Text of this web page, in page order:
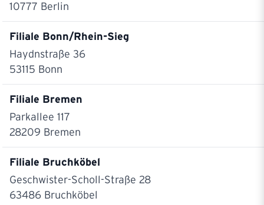
10777 Berlin
Filiale Bonn/Rhein-Sieg
Haydnstraße 36
53115 Bonn
Filiale Bremen
Parkallee 117
28209 Bremen
Filiale Bruchköbel
Geschwister-Scholl-Straße 28
63486 Bruchköbel